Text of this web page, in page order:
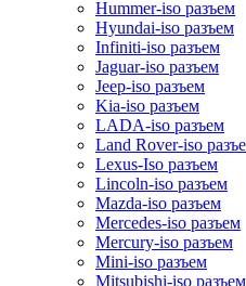
Hummer-iso разъем
Hyundai-iso разъем
Infiniti-iso разъем
Jaguar-iso разъем
Jeep-iso разъем
Kia-iso разъем
LADA-iso разъем
Land Rover-iso
Lexus-Iso разъем
Lincoln-iso разъем
Mazda-iso разъем
Mercedes-iso разъем
Mercury-iso разъем
Mini-iso разъем
Mitsubishi-iso разъем